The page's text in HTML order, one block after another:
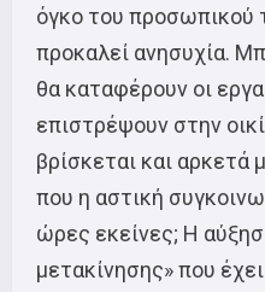
όγκο του προσωπικού
προκαλεί ανησυχία.
θα καταφέρουν οι
επιστρέψουν στην
βρίσκεται και αρκετά
που η αστική
ώρες εκείνες; Η
μετακίνησης» που